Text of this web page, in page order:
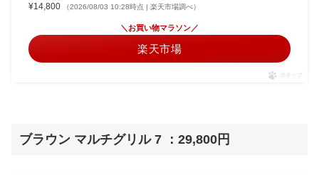
¥14,800
（2026/08/03 10:28時点 | 楽天市場調べ）
＼お買い物マラソン／
楽天市場
ポチップ
ブラウン マルチグリル 7 ：29,800円